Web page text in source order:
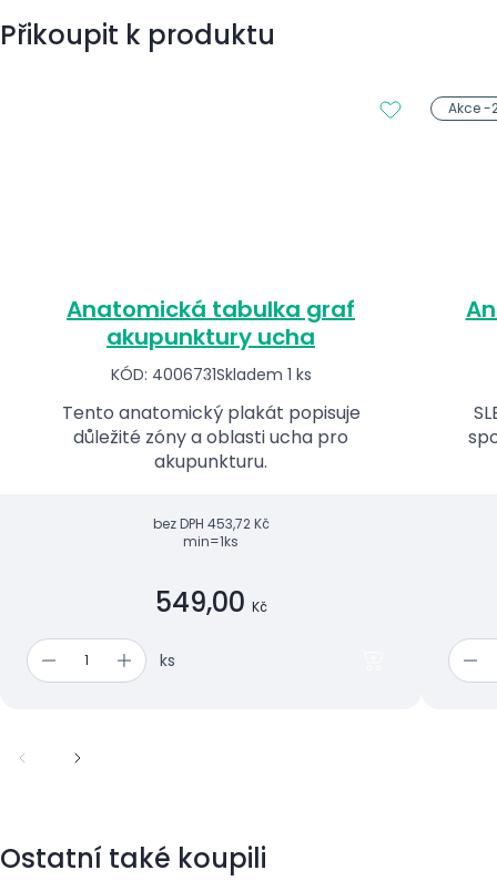
Přikoupit k produktu
Anatomická tabulka graf
akupunktury ucha
KÓD: 4006731Skladem 1 ks
Tento anatomický plakát popisuje
důležité zóny a oblasti ucha pro
akupunkturu.
bez DPH 453,72 Kč
min=1ks
549,00 Kč
ks
Akce -
Ostatní také koupili